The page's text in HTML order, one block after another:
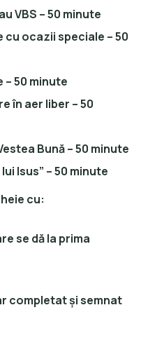
VBS – 50 minute
ocazii speciale – 50
– 50 minute
în aer liber – 50
Bună – 50 minute
Isus” – 50 minute
cu:
se dă la prima
completat și semnat